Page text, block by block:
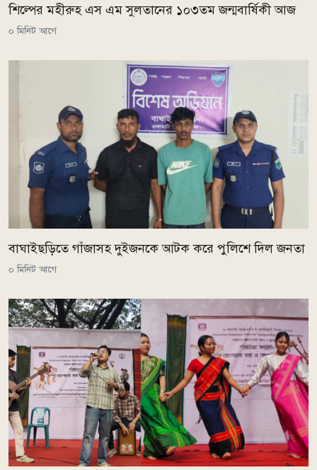
শিল্পের মহীরুহ এস এম সুলতানের ১০৩তম জন্মবার্ষিকী আজ
০ মিনিট আগে
বাঘাইছড়িতে গাঁজাসহ দুইজনকে আটক করে পুলিশে দিল জনতা
০ মিনিট আগে